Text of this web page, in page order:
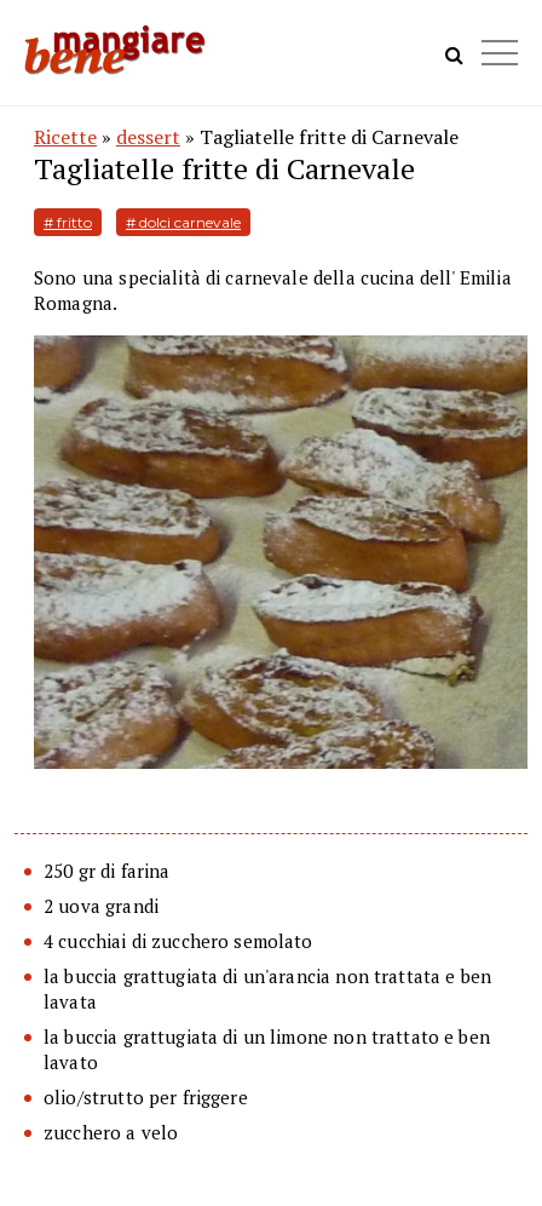
Ricette » dessert » Tagliatelle fritte di Carnevale
Tagliatelle fritte di Carnevale
# fritto # dolci carnevale
Sono una specialità di carnevale della cucina dell' Emilia
Romagna.
250 gr di farina
2 uova grandi
4 cucchiai di zucchero semolato
la buccia grattugiata di un'arancia non trattata e ben
lavata
la buccia grattugiata di un limone non trattato e ben
lavato
olio/strutto per friggere
zucchero a velo